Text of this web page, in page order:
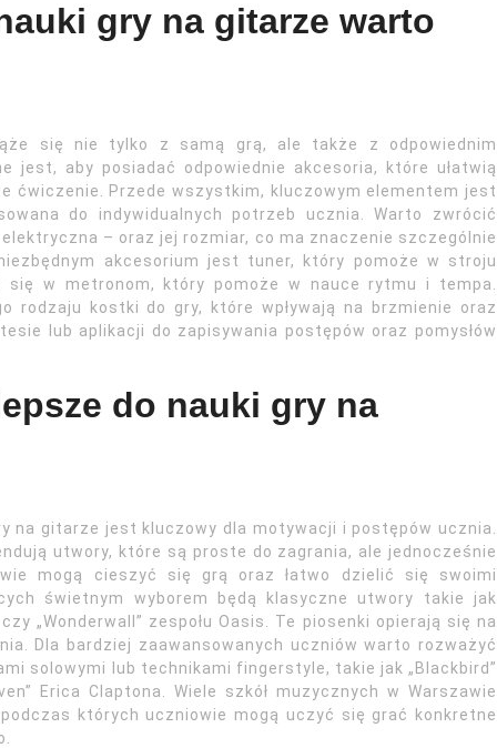
gry na gitarze warto
się nie tylko z samą grą, ale także z odpowiednim
jest, aby posiadać odpowiednie akcesoria, które ułatwią
ćwiczenie. Przede wszystkim, kluczowym elementem jest
do indywidualnych potrzeb ucznia. Warto zwrócić
– oraz jej rozmiar, co ma znaczenie szczególnie
akcesorium jest tuner, który pomoże w stroju
się w metronom, który pomoże w nauce rytmu i tempa.
rodzaju kostki do gry, które wpływają na brzmienie oraz
lub aplikacji do zapisywania postępów oraz pomysłów
do nauki gry na
na gitarze jest kluczowy dla motywacji i postępów ucznia.
utwory, które są proste do zagrania, ale jednocześnie
mogą cieszyć się grą oraz łatwo dzielić się swoimi
świetnym wyborem będą klasyczne utwory takie jak
czy „Wonderwall” zespołu Oasis. Te piosenki opierają się na
Dla bardziej zaawansowanych uczniów warto rozważyć
solowymi lub technikami fingerstyle, takie jak „Blackbird”
Erica Claptona. Wiele szkół muzycznych w Warszawie
których uczniowie mogą uczyć się grać konkretne